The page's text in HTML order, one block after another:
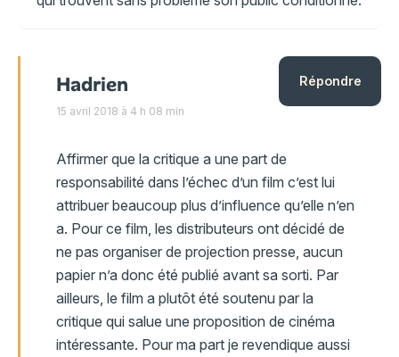
Hadrien
15 avril 2018 à 4 h 08 min
Affirmer que la critique a une part de
responsabilité dans l’échec d’un film c’est lui
attribuer beaucoup plus d’influence qu’elle n’en
a. Pour ce film, les distributeurs ont décidé de
ne pas organiser de projection presse, aucun
papier n’a donc été publié avant sa sorti. Par
ailleurs, le film a plutôt été soutenu par la
critique qui salue une proposition de cinéma
intéressante. Pour ma part je revendique aussi
Répondre